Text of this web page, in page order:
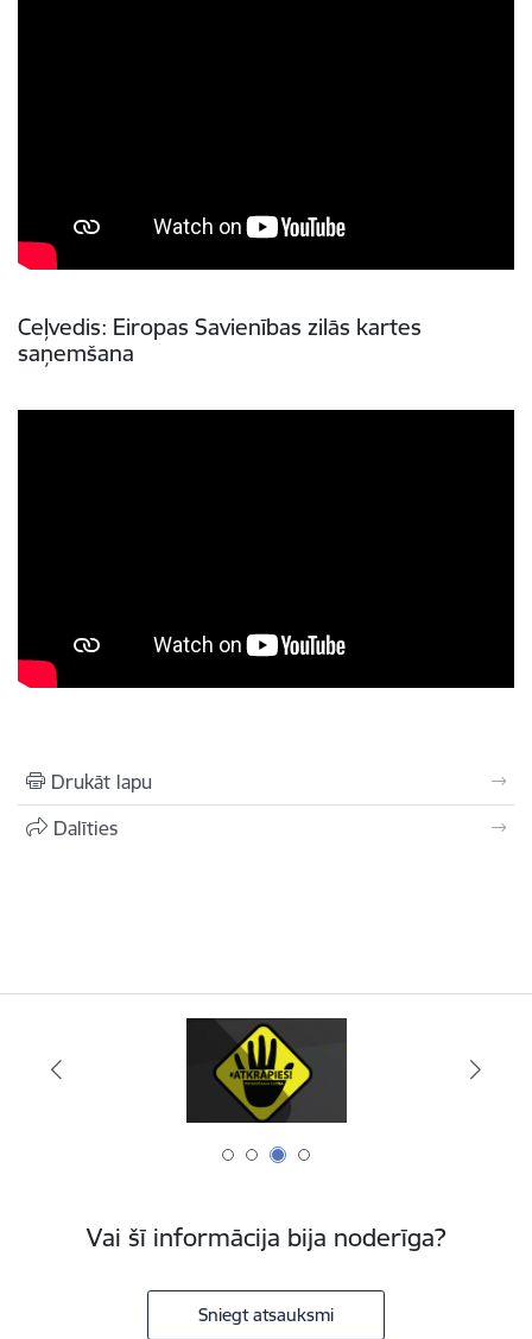
Ceļvedis: Eiropas Savienības zilās kartes
saņemšana
Drukāt lapu
Dalīties
Vai šī informācija bija noderīga?
Sniegt atsauksmi